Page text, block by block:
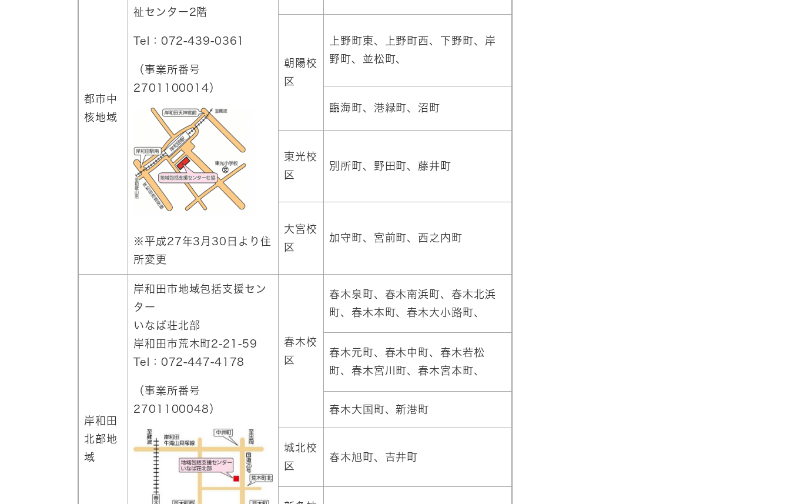
都市中
核地域
祉センター2階
Tel：072-439-0361
（事業所番号
2701100014）
※平成27年3月30日より住
所変更
朝陽校
区
上野町東、上野町西、下野町、岸
野町、並松町、
臨海町、港緑町、沼町
東光校
区
別所町、野田町、藤井町
大宮校
区
加守町、宮前町、西之内町
岸和田
北部地
域
岸和田市地域包括支援セン
ター
いなば荘北部
岸和田市荒木町2-21-59
Tel：072-447-4178
（事業所番号
2701100048）
春木校
区
春木泉町、春木南浜町、春木北浜
町、春木本町、春木大小路町、
春木元町、春木中町、春木若松
町、春木宮川町、春木宮本町、
春木大国町、新港町
城北校
区
春木旭町、吉井町